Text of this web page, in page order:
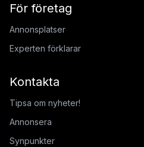
För företag
Annonsplatser
Experten förklarar
Kontakta
Tipsa om nyheter!
Annonsera
Synpunkter